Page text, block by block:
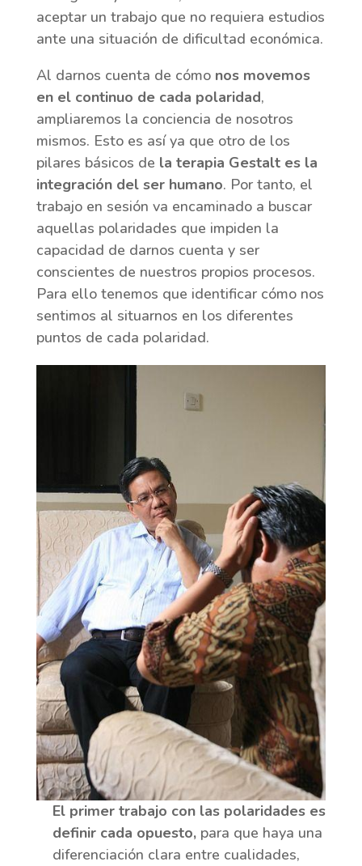
aceptar un trabajo que no requiera estudios
ante una situación de dificultad económica.
Al darnos cuenta de cómo nos movemos
en el continuo de cada polaridad,
ampliaremos la conciencia de nosotros
mismos. Esto es así ya que otro de los
pilares básicos de la terapia Gestalt es la
integración del ser humano. Por tanto, el
trabajo en sesión va encaminado a buscar
aquellas polaridades que impiden la
capacidad de darnos cuenta y ser
conscientes de nuestros propios procesos.
Para ello tenemos que identificar cómo nos
sentimos al situarnos en los diferentes
puntos de cada polaridad.
El primer trabajo con las polaridades es
definir cada opuesto,para que haya una
diferenciación clara entre cualidades,